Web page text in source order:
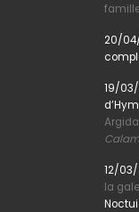
20/
19/
12/
la